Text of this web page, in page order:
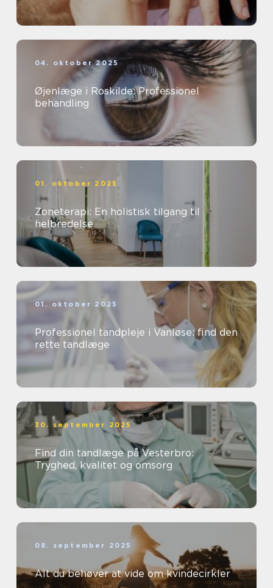
04. oktober 2025
Øjenlæge i Roskilde: Professionel
behandling
01. oktober 2025
Zoneterapi: En holistisk tilgang til
helbredelse
01. oktober 2025
Professionel tandpleje i Vanløse: find den
rette tandlæge
30. september 2025
Find din tandlæge på Vesterbro:
Tryghed, kvalitet og omsorg
08. september 2025
Alt du behøver at vide om kvindecirkler